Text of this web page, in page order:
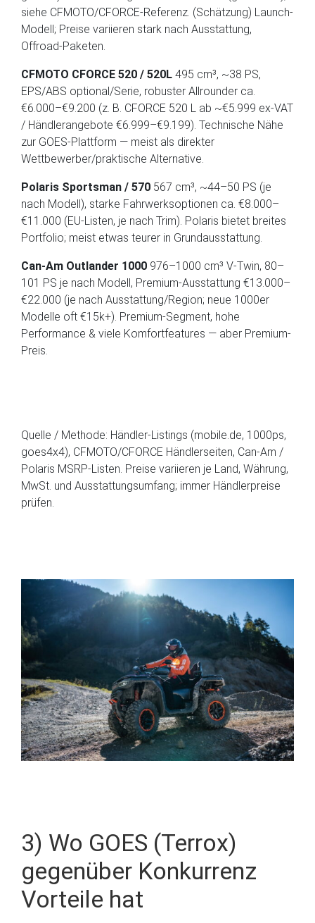
siehe CFMOTO/CFORCE-Referenz. (Schätzung) Launch-
Modell; Preise variieren stark nach Ausstattung,
Offroad-Paketen.
CFMOTO CFORCE 520 / 520L 495 cm³, ~38 PS,
EPS/ABS optional/Serie, robuster Allrounder ca.
€6.000–€9.200 (z. B. CFORCE 520 L ab ~€5.999 ex-VAT
/ Händlerangebote €6.999–€9.199). Technische Nähe
zur GOES-Plattform — meist als direkter
Wettbewerber/praktische Alternative.
Polaris Sportsman / 570 567 cm³, ~44–50 PS (je
nach Modell), starke Fahrwerksoptionen ca. €8.000–
€11.000 (EU-Listen, je nach Trim). Polaris bietet breites
Portfolio; meist etwas teurer in Grundausstattung.
Can-Am Outlander 1000 976–1000 cm³ V-Twin, 80–
101 PS je nach Modell, Premium-Ausstattung €13.000–
€22.000 (je nach Ausstattung/Region; neue 1000er
Modelle oft €15k+). Premium-Segment, hohe
Performance & viele Komfortfeatures — aber Premium-
Preis.
Quelle / Methode: Händler-Listings (mobile.de, 1000ps,
goes4x4), CFMOTO/CFORCE Händlerseiten, Can-Am /
Polaris MSRP-Listen. Preise variieren je Land, Währung,
MwSt. und Ausstattungsumfang; immer Händlerpreise
prüfen.
3) Wo GOES (Terrox)
gegenüber Konkurrenz
Vorteile hat